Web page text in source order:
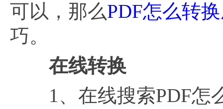
可以，那么PDF怎么转
巧。
在线转换
1、在线搜索PDF怎